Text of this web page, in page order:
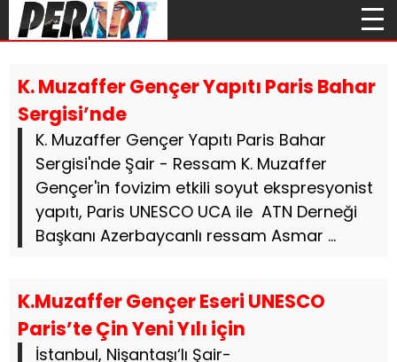
K. Muzaffer Gençer Yapıtı Paris Bahar
Sergisi’nde
K. Muzaffer Gençer Yapıtı Paris Bahar
Sergisi'nde Şair - Ressam K. Muzaffer
Gençer'in fovizim etkili soyut ekspresyonist
yapıtı, Paris UNESCO UCA ile ATN Derneği
Başkanı Azerbaycanlı ressam Asmar ...
K.Muzaffer Gençer Eseri UNESCO
Paris’te Çin Yeni Yılı için
İstanbul, Nişantaşı‘lı Şair-